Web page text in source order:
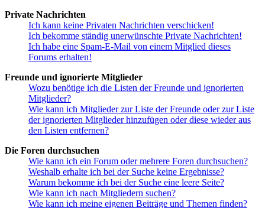
Private Nachrichten
Ich kann keine Privaten Nachrichten verschicken!
Ich bekomme ständig unerwünschte Private Nachrichten!
Ich habe eine Spam-E-Mail von einem Mitglied dieses
Forums erhalten!
Freunde und ignorierte Mitglieder
Wozu benötige ich die Listen der Freunde und ignorierten
Mitglieder?
Wie kann ich Mitglieder zur Liste der Freunde oder zur Liste
der ignorierten Mitglieder hinzufügen oder diese wieder aus
den Listen entfernen?
Die Foren durchsuchen
Wie kann ich ein Forum oder mehrere Foren durchsuchen?
Weshalb erhalte ich bei der Suche keine Ergebnisse?
Warum bekomme ich bei der Suche eine leere Seite?
Wie kann ich nach Mitgliedern suchen?
Wie kann ich meine eigenen Beiträge und Themen finden?